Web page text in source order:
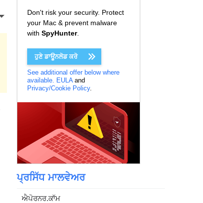
Don't risk your security. Protect
your Mac & prevent malware
with SpyHunter.
ਹੁਣੇ ਡਾਊਨਲੋਡ ਕਰੋ
See additional offer below where
available. EULAand
Privacy/Cookie Policy.
ਪ੍ਰਸਿੱਧ ਮਾਲਵੇਅਰ
ਐਪੋਰਨਰ.ਕਾੱਮ